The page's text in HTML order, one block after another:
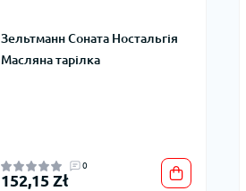
Зельтманн Соната Ностальгія
Масляна тарілка
0
152,15 Zł